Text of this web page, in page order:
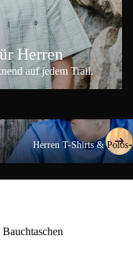
Herren
auf jedem Trail.
Herren T-Shirts & Polos
Herren T-Shirts & Polos